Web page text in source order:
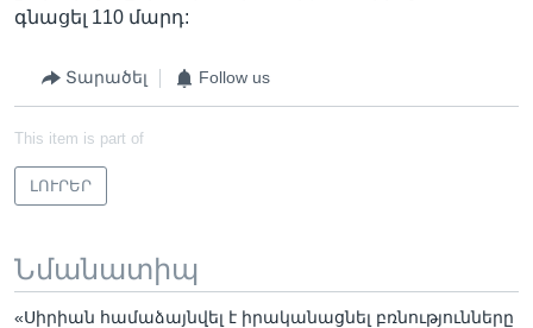
գնացել 110 մարդ:
Տարածել Follow us
This item is part of
ԼՈՒՐԵՐ
Նմանատիպ
«Սիրիան համաձայնվել է իրականացնել բռնությունները